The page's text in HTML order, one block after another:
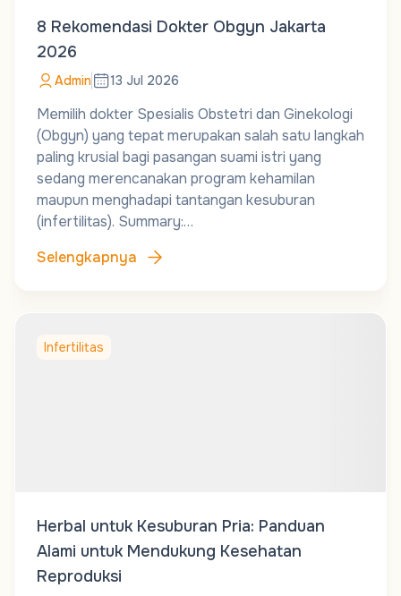
8 Rekomendasi Dokter Obgyn Jakarta
2026
Admin 13 Jul 2026
Memilih dokter Spesialis Obstetri dan Ginekologi
(Obgyn) yang tepat merupakan salah satu langkah
paling krusial bagi pasangan suami istri yang
sedang merencanakan program kehamilan
maupun menghadapi tantangan kesuburan
(infertilitas). Summary:…
Selengkapnya
Infertilitas
Herbal untuk Kesuburan Pria: Panduan
Alami untuk Mendukung Kesehatan
Reproduksi